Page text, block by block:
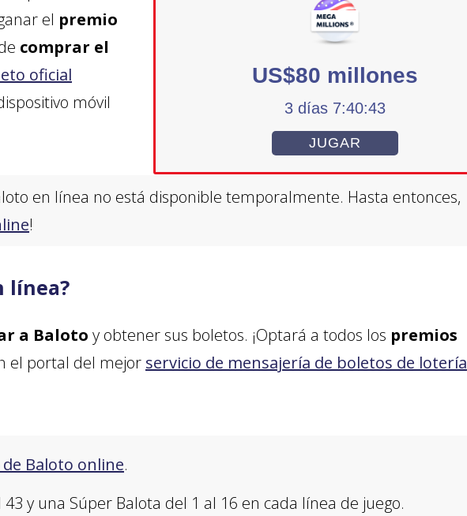
el premio
comprar el
oficial
móvil
US$80 millones
3 días 7:40:42
JUGAR
en línea no está disponible temporalmente. Hasta entonces,
!
línea?
a Baloto y obtener sus boletos. ¡Optará a todos los premios
el portal del mejor servicio de mensajería de boletos de lotería
Baloto online.
y una Súper Balota del 1 al 16 en cada línea de juego.